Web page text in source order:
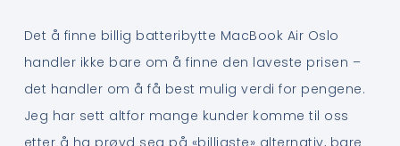
Det å finne billig batteribytte MacBook Air Oslo
handler ikke bare om å finne den laveste prisen –
det handler om å få best mulig verdi for pengene.
Jeg har sett altfor mange kunder komme til oss